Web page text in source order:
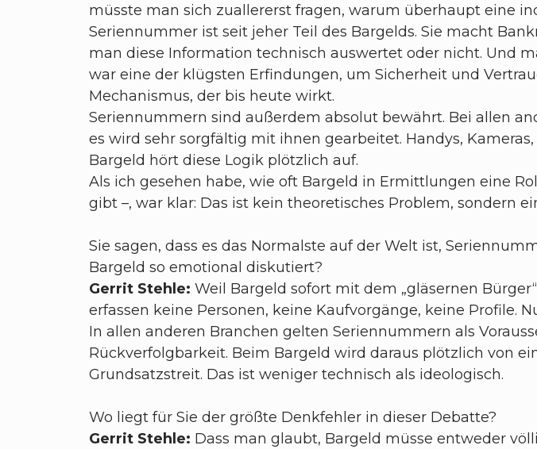
müsste man sich zuallererst fragen, warum überhaupt eine
Seriennummer ist seit jeher Teil des Bargelds. Sie macht
man diese Information technisch auswertet oder nicht. Und
war eine der klügsten Erfindungen, um Sicherheit und
Mechanismus, der bis heute wirkt.
Seriennummern sind außerdem absolut bewährt. Bei allen
es wird sehr sorgfältig mit ihnen gearbeitet. Handys,
Bargeld hört diese Logik plötzlich auf.
Als ich gesehen habe, wie oft Bargeld in Ermittlungen eine
gibt –, war klar: Das ist kein theoretisches Problem, sondern
Sie sagen, dass es das Normalste auf der Welt ist,
Bargeld so emotional diskutiert?
Gerrit Stehle: Weil Bargeld sofort mit dem „gläsernen
erfassen keine Personen, keine Kaufvorgänge, keine Profile.
In allen anderen Branchen gelten Seriennummern als
Rückverfolgbarkeit. Beim Bargeld wird daraus plötzlich von
Grundsatzstreit. Das ist weniger technisch als ideologisch.
Wo liegt für Sie der größte Denkfehler in dieser Debatte?
Gerrit Stehle: Dass man glaubt, Bargeld müsse entweder